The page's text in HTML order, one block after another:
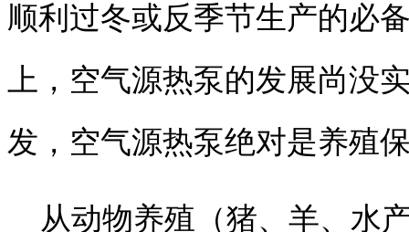
顺利过冬或反季节生产的必
上，空气源热泵的发展尚没
发，空气源热泵绝对是养殖
从动物养殖（猪、羊、水